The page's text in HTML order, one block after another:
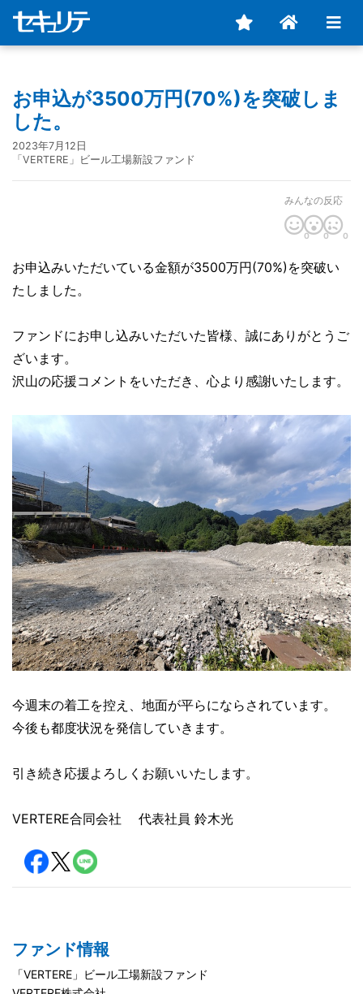
お申込が3500万円(70%)を突破しま
した。
2023年7月12日
「VERTERE」ビール工場新設ファンド
みんなの反応
0 0 0
お申込みいただいている金額が3500万円(70%)を突破い
たしました。
ファンドにお申し込みいただいた皆様、誠にありがとうご
ざいます。
沢山の応援コメントをいただき、心より感謝いたします。
今週末の着工を控え、地面が平らにならされています。
今後も都度状況を発信していきます。
引き続き応援よろしくお願いいたします。
VERTERE合同会社 代表社員 鈴木光
ファンド情報
「VERTERE」ビール工場新設ファンド